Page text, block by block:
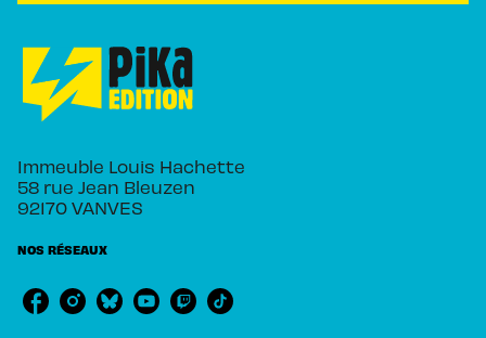
Immeuble Louis Hachette
58 rue Jean Bleuzen
92170 VANVES
NOS RÉSEAUX